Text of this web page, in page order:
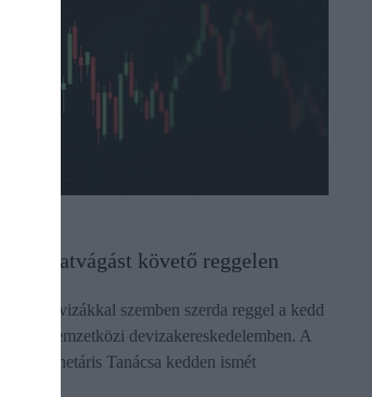
kamatvágást követő reggelen
főbb devizákkal szemben szerda reggel a kedd
a nemzetközi devizakereskedelemben. A
Monetáris Tanácsa kedden ismét